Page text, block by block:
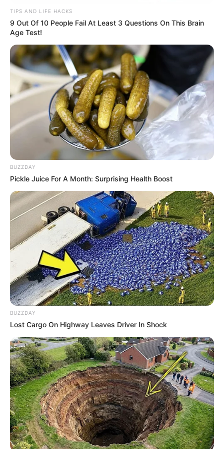
62473 ACS Iara Torres Lima Cavalcante ***.000.124-** APTO ao
Curso
62474 ACS Iara Vicente Lima ***.358.027-** APTO ao Curso
62475 ACS Iara Vilaca Ricardo Santos ***.612.828-** APTO ao
Curso
62476 ACS Iarea Silva da Costa ***.219.605-** APTO ao Curso
62477 ACS Iaria Quintino Costa da Silva ***.593.293-** APTO ao
Curso
62478 ACS Iarley Soares da Silva ***.482.688-** APTO ao Curso
62480 ACS Iasmim Bernardino e Mendonca ***.619.886-** APTO ao
Curso
62481 ACE Iasmim de Oliveira Leite de sousa ***.829.232-** APTO
ao Curso
62482 ACS Iasmim Fajardo Goes da Silva ***.938.777-** APTO ao
Curso
62483 ACS Iasmim Fernanda Biazus Fiorini ***.024.010-** APTO ao
Curso
62484 ACS Iasmim Ferreira da Silva ***.171.107-** APTO ao Curso
62485 ACS Iasmim Fonseca Martins ***.913.616-** APTO ao Curso
62486 ACS Iasmim Joice Andrade Matos ***.555.802-** APTO ao
TIPS AND LIFE HACKS
9 Out Of 10 People Fail At Least 3 Questions On This Brain
Age Test!
BUZZDAY
Pickle Juice For A Month: Surprising Health Boost
BUZZDAY
Lost Cargo On Highway Leaves Driver In Shock